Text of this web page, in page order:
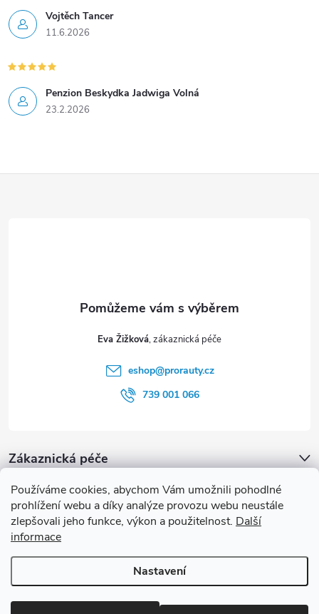
Používáme cookies, abychom Vám umožnili pohodlné
prohlížení webu a díky analýze provozu webu neustále
zlepšovali jeho funkce, výkon a použitelnost. Další
informace
Nastavení
Vojtěch Tancer
11.6.2026
Penzion Beskydka Jadwiga Volná
23.2.2026
Zákaznická péče
proRauty.cz
Blog
Eva Žižková
eshop@prorauty.cz
739 001 066
Copyright 2026proRauty.cz. Všechna práva vyhrazena.Upravit
nastavení cookies